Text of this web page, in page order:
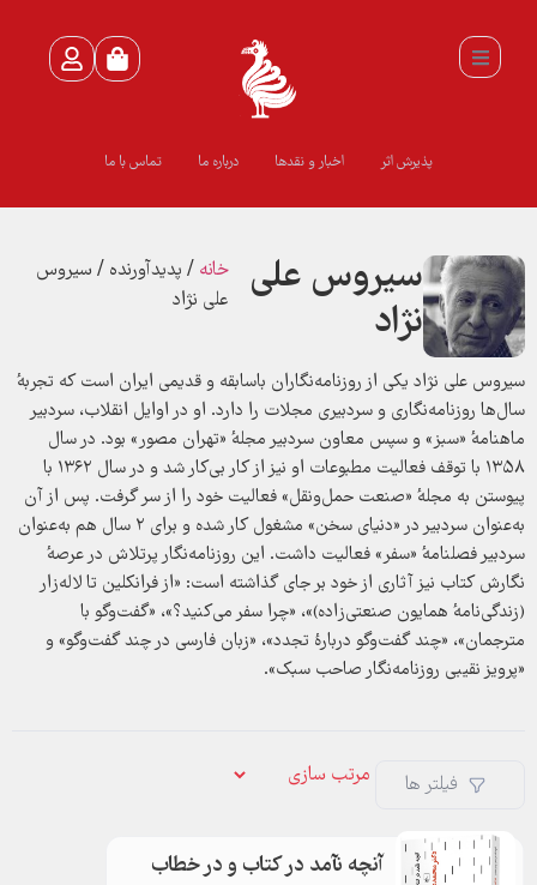
پذیرش اثر اخبار و نقدها درباره ما تماس با ما
سیروس علی
نژاد
خانه / پدیدآورنده / سیروس
علی نژاد
سیروس علی نژاد یکی از روزنامه‌نگاران باسابقه و قدیمی ایران است که تجربه‌ٔ
سال‌ها روزنامه‌نگاری و سردبیری مجلات را دارد. او در اوایل انقلاب، سردبیر
ماهنامه‌ٔ «سبز» و سپس معاون سردبیر مجله‌ٔ «تهران مصور» بود. در سال
۱۳۵۸ با توقف فعالیت مطبوعات او نیز از کار بی‌کار شد و در سال ۱۳۶۲ با
پیوستن به مجله‌ٔ «صنعت حمل‌ونقل» فعالیت خود را از سر گرفت. پس از آن
به‌عنوان سردبیر در «دنیای سخن» مشغول کار شده و برای ۲ سال هم به‌عنوان
سردبیر فصلنامه‌ٔ «سفر» فعالیت داشت. این روزنامه‌نگار پرتلاش در عرصه‌ٔ
نگارش کتاب نیز آثاری از خود بر جای گذاشته است: «از فرانکلین تا لاله‌زار
(زندگی‌نامه‌ٔ همایون صنعتی‌زاده)»، «چرا سفر می‌کنید؟»، «گفت‌وگو با
مترجمان»، «چند گفت‌وگو درباره‌ٔ تجدد»، «زبان فارسی در چند گفت‌وگو» و
«پرویز نقیبی روزنامه‌نگار صاحب سبک».
فیلتر ها
آنچه نآمد در کتاب و در خطاب